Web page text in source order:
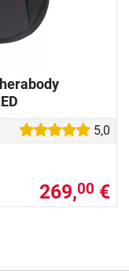
5,0
269,00 €